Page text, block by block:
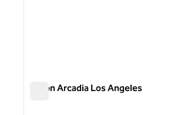
Hilton Arcadia Los Angeles